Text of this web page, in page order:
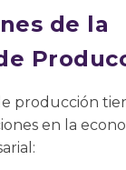
de la
producción
en la